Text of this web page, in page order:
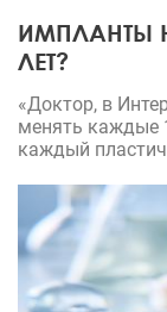
ИМПЛАНТЫ
ЛЕТ?
«Доктор, в
менять каждые
каждый